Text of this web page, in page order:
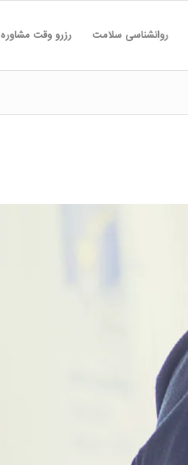
روانشناسی سلامت رزرو وقت مشاوره